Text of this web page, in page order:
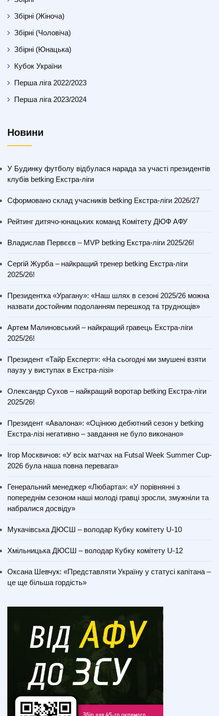
Збірні (Жіноча)
Збірні (Чоловіча)
Збірні (Юнацька)
Кубок України
Перша ліга 2022/2023
Перша ліга 2023/2024
Новини
У Будинку футболу відбулася нарада за участі президентів
клубів betking Екстра-ліги
Сформовано склад учасників betking Екстра-ліги 2026/27
Рейтинг дитячо-юнацьких команд Комітету ДЮФ АФУ
Владислав Первєєв – MVP betking Екстра-ліги 2025/26!
Сергій Журба – найкращий тренер betking Екстра-ліги
2025/26!
Президентка «Урагану»: «Наш шлях в сезоні 2025/26 можна
назвати достойним подоланням перешкод та труднощів»
Артем Малиновський – найкращий гравець Екстра-ліги
2025/26!
Президент «Тайр Експерт»: «На сьогодні ми змушені взяти
паузу у виступах в Екстра-лізі»
Олександр Сухов – найкращий воротар betking Екстра-ліги
2025/26!
Президент «Авалона»: «Оцінюю дебютний сезон у betking
Екстра-лізі негативно – завдання не було виконано»
Ігор Москвичов: «У всіх матчах на Futsal Week Summer Cup-
2026 була наша повна перевага»
Генеральний менеджер «Любарта»: «У порівнянні з
попереднім сезоном наші молоді гравці зросли, змужніли та
набралися досвіду»
Мукачівська ДЮСШ – володар Кубку комітету U-10
Хмільницька ДЮСШ – володар Кубку комітету U-12
Оксана Шевчук: «Представляти Україну у статусі капітана –
це ще більша гордість»